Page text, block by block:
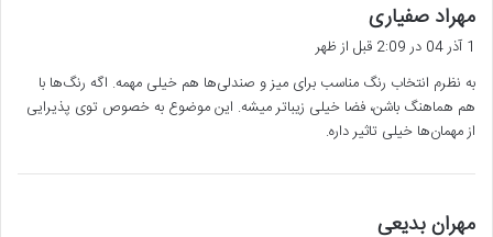
مهراد صفیاری
ف
ت
:
1 آذر 04 در 2:09 قبل از ظهر
به نظرم انتخاب رنگ مناسب برای میز و صندلی‌ها هم خیلی مهمه. اگه رنگ‌ها با
هم هماهنگ باشن، فضا خیلی زیباتر میشه. این موضوع به خصوص توی پذیرایی
از مهمان‌ها خیلی تاثیر داره.
مهران بدیعی